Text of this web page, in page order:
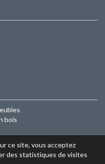
bois
ce site, vous acceptez
des statistiques de visites